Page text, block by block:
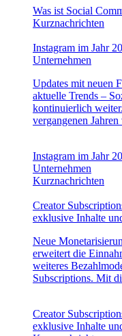
Was ist Social
Kurznachrichten
Instagram im Jahr
Unternehmen
Updates mit neuen
aktuelle Trends –
kontinuierlich
vergangenen
Instagram im Jahr
Unternehmen
Kurznachrichten
Creator
exklusive Inhalte
Neue
erweitert die
weiteres
Subscriptions. Mit
Creator
exklusive Inhalte